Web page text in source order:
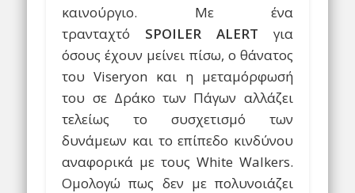
καινούργιο. Με ένα
τρανταχτό SPOILER ALERT για
όσους έχουν μείνει πίσω, ο θάνατος
του Viseryon και η μεταμόρφωσή
του σε Δράκο των Πάγων αλλάζει
τελείως το συσχετισμό των
δυνάμεων και το επίπεδο κινδύνου
αναφορικά με τους White Walkers.
Ομολογώ πως δεν με πολυνοιάζει